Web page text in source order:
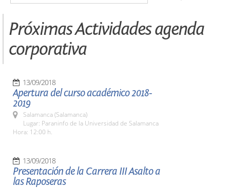
Próximas Actividades agenda
corporativa
13/09/2018
Apertura del curso académico 2018-
2019
Salamanca (Salamanca)
Lugar: Paraninfo de la Universidad de Salamanca
Hora: 12:00 h.
13/09/2018
Presentación de la Carrera III Asalto a
las Raposeras